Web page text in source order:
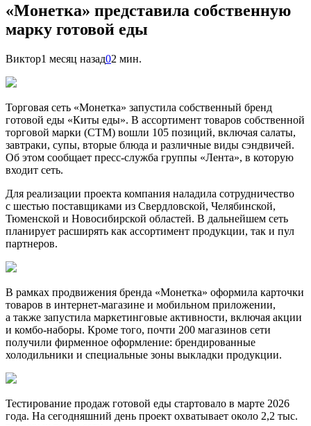
«Монетка» представила собственную
марку готовой еды
Виктор1 месяц назад02 мин.
Торговая сеть «Монетка» запустила собственный бренд
готовой еды «Киты еды». В ассортимент товаров собственной
торговой марки (СТМ) вошли 105 позиций, включая салаты,
завтраки, супы, вторые блюда и различные виды сэндвичей.
Об этом сообщает пресс-служба группы «Лента», в которую
входит сеть.
Для реализации проекта компания наладила сотрудничество
с шестью поставщиками из Свердловской, Челябинской,
Тюменской и Новосибирской областей. В дальнейшем сеть
планирует расширять как ассортимент продукции, так и пул
партнеров.
В рамках продвижения бренда «Монетка» оформила карточки
товаров в интернет-магазине и мобильном приложении,
а также запустила маркетинговые активности, включая акции
и комбо-наборы. Кроме того, почти 200 магазинов сети
получили фирменное оформление: брендированные
холодильники и специальные зоны выкладки продукции.
Тестирование продаж готовой еды стартовало в марте 2026
года. На сегодняшний день проект охватывает около 2,2 тыс.